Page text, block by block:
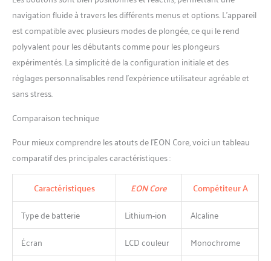
navigation fluide à travers les différents menus et options. L’appareil
est compatible avec plusieurs modes de plongée, ce qui le rend
polyvalent pour les débutants comme pour les plongeurs
expérimentés. La simplicité de la configuration initiale et des
réglages personnalisables rend l’expérience utilisateur agréable et
sans stress.
Comparaison technique
Pour mieux comprendre les atouts de l’EON Core, voici un tableau
comparatif des principales caractéristiques :
Caractéristiques EON Core Compétiteur A
Type de batterie Lithium-ion
Alcaline
Écran
LCD couleur
Monochrome